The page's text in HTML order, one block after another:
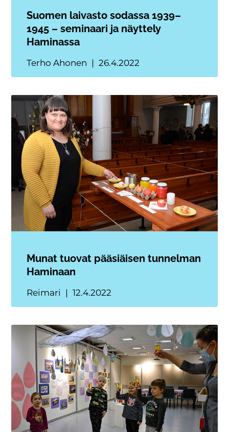
Suomen laivasto sodassa 1939–
1945 – seminaari ja näyttely
Haminassa
Terho Ahonen 26.4.2022
Munat tuovat pääsiäisen tunnelman
Haminaan
Reimari 12.4.2022